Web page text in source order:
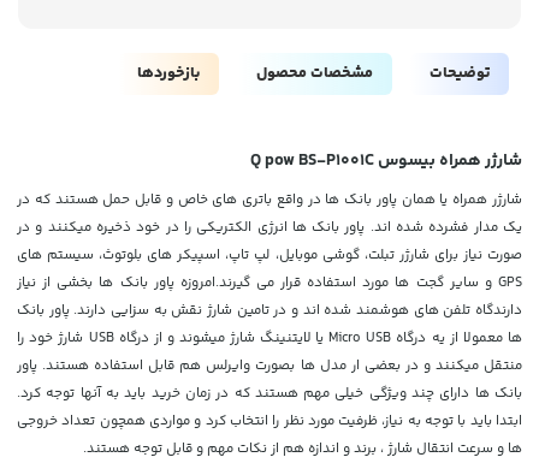
توضیحات مشخصات محصول بازخوردها
شارژر همراه بیسوس Q pow BS-P1001C
شارژر همراه یا همان پاور بانک ها در واقع باتری های خاص و قابل حمل هستند که در
یک مدار فشرده شده اند. پاور بانک ها انرژی الکتریکی را در خود ذخیره میکنند و در
صورت نیاز برای شارژر تبلت، گوشی موبایل، لپ تاپ، اسپیکر های بلوتوث، سیستم های
GPS و سایر گجت ها مورد استفاده قرار می گیرند.امروزه پاور بانک ها بخشی از نیاز
دارندگاه تلفن های هوشمند شده اند و در تامین شارژ نقش به سزایی دارند. پاور بانک
ها معمولا از یه درگاه Micro USB یا
لایتنینگ
شارژ میشوند و از درگاه USB شارژ خود را
منتقل میکنند و در بعضی ار مدل ها بصورت وایرلس هم قابل استفاده هستند. پاور
بانک ها دارای چند ویژگی خیلی مهم هستند که در زمان خرید باید به آنها توجه کرد.
ابتدا باید با توجه به نیاز، ظرفیت مورد نظر را انتخاب کرد و مواردی همچون تعداد خروجی
ها و سرعت انتقال شارژ ، برند و اندازه هم از نکات مهم و قابل توجه هستند.